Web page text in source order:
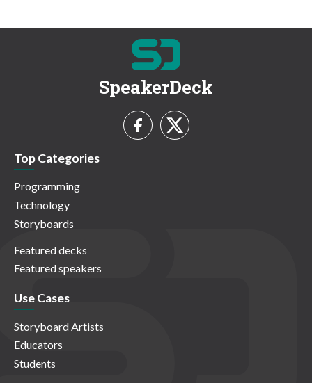
SpeakerDeck
Top Categories
Programming
Technology
Storyboards
Featured decks
Featured speakers
Use Cases
Storyboard Artists
Educators
Students